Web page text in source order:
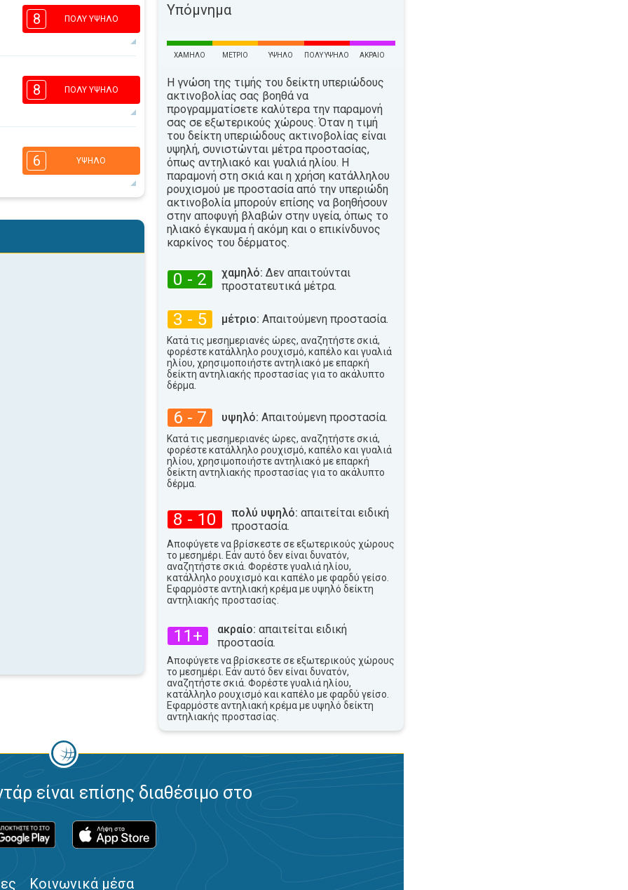
2
16:00
32°μέγιστη
8 ΠΟΛΎ ΥΨΗΛΌ
4
16:00
2
1
32°μέγιστη
8 ΠΟΛΎ ΥΨΗΛΌ
4
16:00
2
32°μέγιστη
6 ΥΨΗΛΌ
2
1
Υπόμνημα
ΧΑΜΗΛΌ ΜΈΤΡΙΟ ΥΨΗΛΌ ΠΟΛΎ ΥΨΗΛΌ ΑΚΡΑΊΟ
Η γνώση της τιμής του δείκτη υπεριώδους
ακτινοβολίας σας βοηθά να
προγραμματίσετε καλύτερα την παραμονή
σας σε εξωτερικούς χώρους. Όταν η τιμή
του δείκτη υπεριώδους ακτινοβολίας είναι
υψηλή, συνιστώνται μέτρα προστασίας,
όπως αντηλιακό και γυαλιά ηλίου. Η
παραμονή στη σκιά και η χρήση κατάλληλου
ρουχισμού με προστασία από την υπεριώδη
ακτινοβολία μπορούν επίσης να βοηθήσουν
στην αποφυγή βλαβών στην υγεία, όπως το
ηλιακό έγκαυμα ή ακόμη και ο επικίνδυνος
καρκίνος του δέρματος.
0 - 2 χαμηλό: Δεν απαιτούνται
προστατευτικά μέτρα.
3 - 5 μέτριο: Απαιτούμενη προστασία.
Κατά τις μεσημεριανές ώρες, αναζητήστε σκιά,
φορέστε κατάλληλο ρουχισμό, καπέλο και γυαλιά
ηλίου, χρησιμοποιήστε αντηλιακό με επαρκή
δείκτη αντηλιακής προστασίας για το ακάλυπτο
δέρμα.
6 - 7 υψηλό: Απαιτούμενη προστασία.
Κατά τις μεσημεριανές ώρες, αναζητήστε σκιά,
φορέστε κατάλληλο ρουχισμό, καπέλο και γυαλιά
ηλίου, χρησιμοποιήστε αντηλιακό με επαρκή
δείκτη αντηλιακής προστασίας για το ακάλυπτο
δέρμα.
8 - 10 πολύ υψηλό: απαιτείται ειδική
προστασία.
Αποφύγετε να βρίσκεστε σε εξωτερικούς χώρους
το μεσημέρι. Εάν αυτό δεν είναι δυνατόν,
αναζητήστε σκιά. Φορέστε γυαλιά ηλίου,
κατάλληλο ρουχισμό και καπέλο με φαρδύ γείσο.
Εφαρμόστε αντηλιακή κρέμα με υψηλό δείκτη
αντηλιακής προστασίας.
11+ ακραίο: απαιτείται ειδική
προστασία.
Αποφύγετε να βρίσκεστε σε εξωτερικούς χώρους
το μεσημέρι. Εάν αυτό δεν είναι δυνατόν,
αναζητήστε σκιά. Φορέστε γυαλιά ηλίου,
κατάλληλο ρουχισμό και καπέλο με φαρδύ γείσο.
Εφαρμόστε αντηλιακή κρέμα με υψηλό δείκτη
αντηλιακής προστασίας.
είναι επίσης διαθέσιμο στο
Κοινωνικά μέσα